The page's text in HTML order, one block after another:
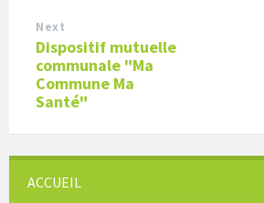
Next
Dispositif mutuelle
communale "Ma
Commune Ma
Santé"
ACCUEIL